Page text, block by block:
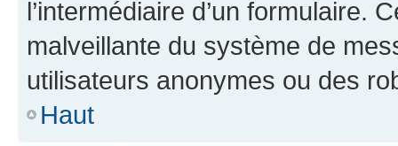
l’intermédiaire d’un formulaire.
malveillante du système de
utilisateurs anonymes ou des
Haut